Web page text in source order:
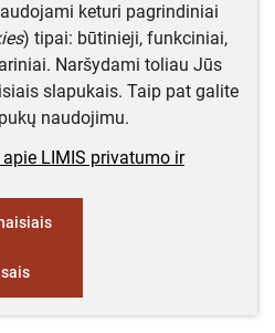
keturi pagrindiniai
) tipai: būtinieji, funkciniai,
Naršydami toliau Jūs
slapukais. Taip pat galite
naudojimu.
LIMIS privatumo ir